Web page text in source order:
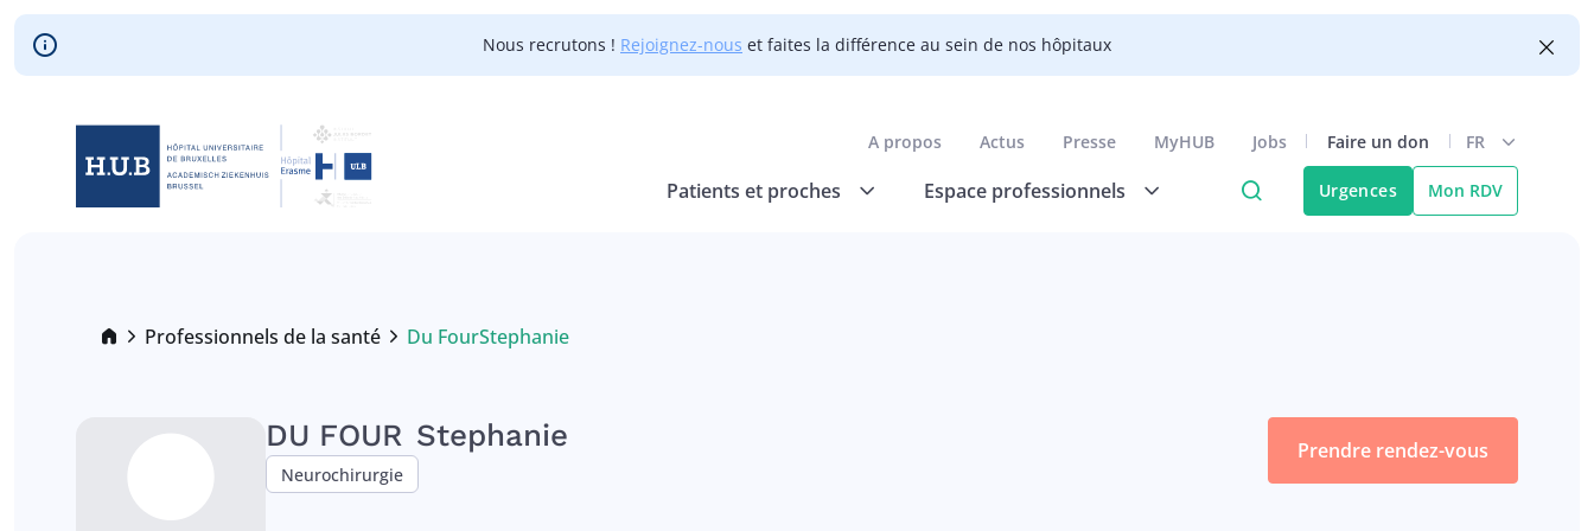
Skip to main content
Nous recrutons ! Rejoignez-nous et faites la différence au sein de nos hôpitaux
A propos Actus Presse MyHUB Jobs Faire un don FR
Patients et proches Espace professionnels Urgences Mon RDV
Breadcrumb
Professionnels de la santé
Current:
Du FourStephanie
DU FOUR Stephanie
Neurochirurgie
Prendre rendez-vous